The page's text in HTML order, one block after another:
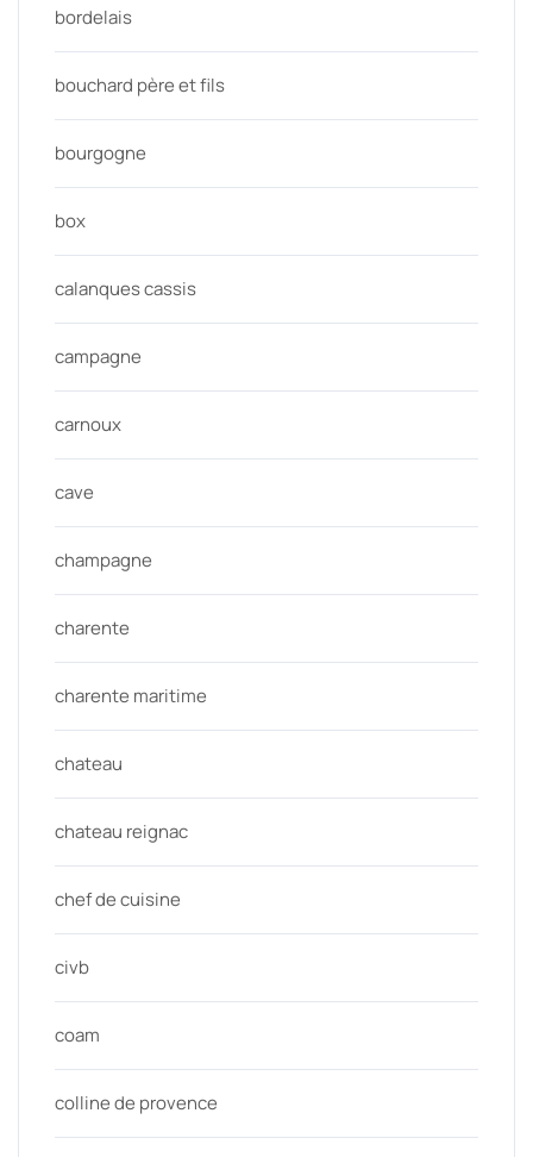
bordelais
bouchard père et fils
bourgogne
box
calanques cassis
campagne
carnoux
cave
champagne
charente
charente maritime
chateau
chateau reignac
chef de cuisine
civb
coam
colline de provence